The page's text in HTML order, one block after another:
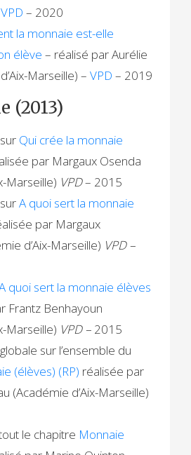
VPD – 2020
la monnaie est-elle
élève – réalisé par Aurélie
Marseille) –VPD – 2019
(2013)
Qui crée la monnaie
par Margaux Osenda
Marseille) VPD– 2015
A quoi sert la monnaie
par Margaux
d’Aix-Marseille) VPD –
quoi sert la monnaie élèves
Frantz Benhayoun
Marseille) VPD – 2015
sur l’ensemble du
(élèves) (RP) réalisée par
(Académie d’Aix-Marseille)
le chapitre Monnaie